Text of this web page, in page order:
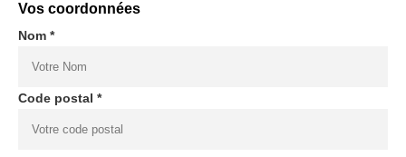
Vos coordonnées
Nom *
Code postal *